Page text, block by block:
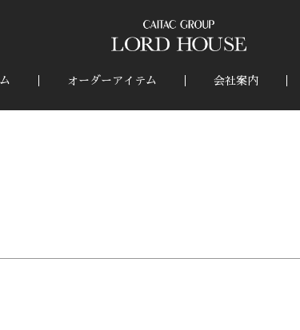
オーダーアイテム 会社案内